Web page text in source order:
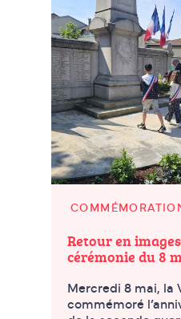
Retour en
cérémonie du 8
Mercredi 8 mai, la
commémoré